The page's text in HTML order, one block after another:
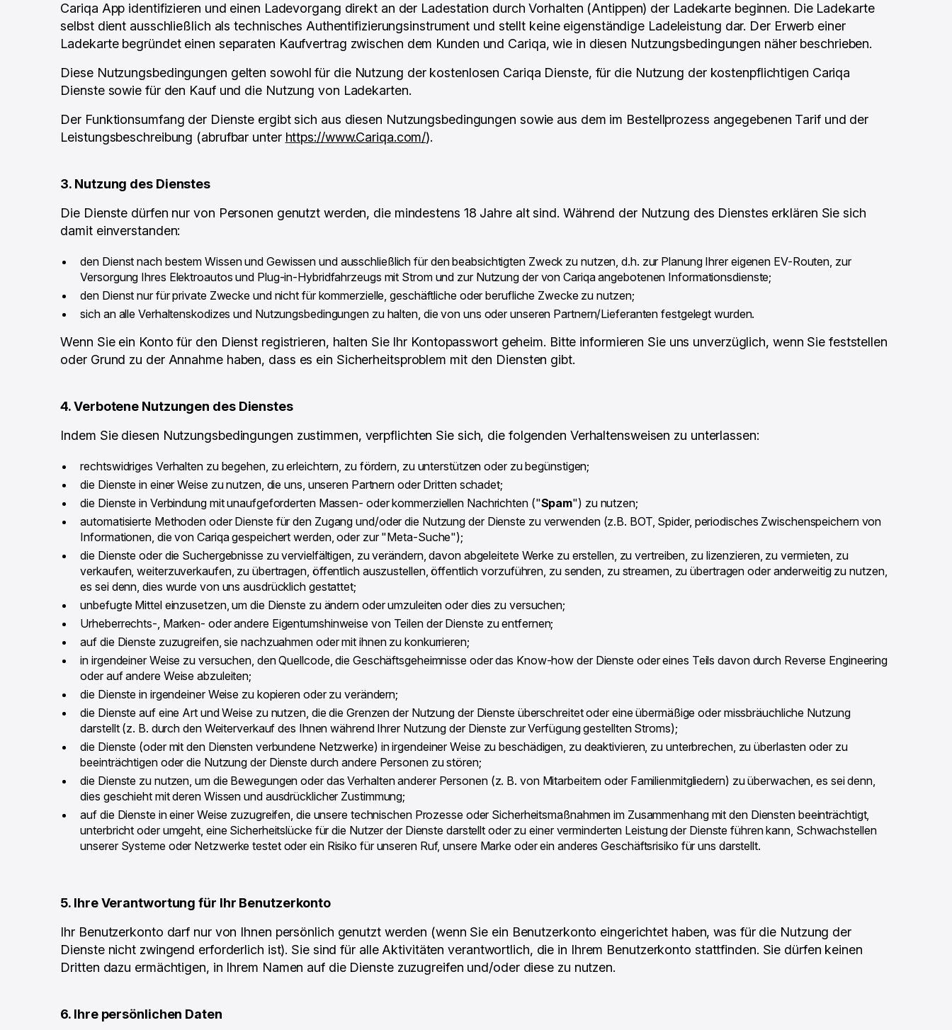
Cariqa App identifizieren und einen Ladevorgang direkt an der Ladestation durch Vorhalten (Antippen) der Ladekarte beginnen. Die Ladekarte
selbst dient ausschließlich als technisches Authentifizierungsinstrument und stellt keine eigenständige Ladeleistung dar. Der Erwerb einer
Ladekarte begründet einen separaten Kaufvertrag zwischen dem Kunden und Cariqa, wie in diesen Nutzungsbedingungen näher beschrieben.
Diese Nutzungsbedingungen gelten sowohl für die Nutzung der kostenlosen Cariqa Dienste, für die Nutzung der kostenpflichtigen Cariqa
Dienste sowie für den Kauf und die Nutzung von Ladekarten.
Der Funktionsumfang der Dienste ergibt sich aus diesen Nutzungsbedingungen sowie aus dem im Bestellprozess angegebenen Tarif und der
Leistungsbeschreibung (abrufbar unter https://www.Cariqa.com/).
3. Nutzung des Dienstes
Die Dienste dürfen nur von Personen genutzt werden, die mindestens 18 Jahre alt sind. Während der Nutzung des Dienstes erklären Sie sich
damit einverstanden:
den Dienst nach bestem Wissen und Gewissen und ausschließlich für den beabsichtigten Zweck zu nutzen, d.h. zur Planung Ihrer eigenen EV-Routen, zur
Versorgung Ihres Elektroautos und Plug-in-Hybridfahrzeugs mit Strom und zur Nutzung der von Cariqa angebotenen Informationsdienste;
den Dienst nur für private Zwecke und nicht für kommerzielle, geschäftliche oder berufliche Zwecke zu nutzen;
sich an alle Verhaltenskodizes und Nutzungsbedingungen zu halten, die von uns oder unseren Partnern/Lieferanten festgelegt wurden.
Wenn Sie ein Konto für den Dienst registrieren, halten Sie Ihr Kontopasswort geheim. Bitte informieren Sie uns unverzüglich, wenn Sie feststellen
oder Grund zu der Annahme haben, dass es ein Sicherheitsproblem mit den Diensten gibt.
4. Verbotene Nutzungen des Dienstes
Indem Sie diesen Nutzungsbedingungen zustimmen, verpflichten Sie sich, die folgenden Verhaltensweisen zu unterlassen:
rechtswidriges Verhalten zu begehen, zu erleichtern, zu fördern, zu unterstützen oder zu begünstigen;
die Dienste in einer Weise zu nutzen, die uns, unseren Partnern oder Dritten schadet;
die Dienste in Verbindung mit unaufgeforderten Massen- oder kommerziellen Nachrichten ("Spam") zu nutzen;
automatisierte Methoden oder Dienste für den Zugang und/oder die Nutzung der Dienste zu verwenden (z.B. BOT, Spider, periodisches Zwischenspeichern von
Informationen, die von Cariqa gespeichert werden, oder zur "Meta-Suche");
die Dienste oder die Suchergebnisse zu vervielfältigen, zu verändern, davon abgeleitete Werke zu erstellen, zu vertreiben, zu lizenzieren, zu vermieten, zu
verkaufen, weiterzuverkaufen, zu übertragen, öffentlich auszustellen, öffentlich vorzuführen, zu senden, zu streamen, zu übertragen oder anderweitig zu nutzen,
es sei denn, dies wurde von uns ausdrücklich gestattet;
unbefugte Mittel einzusetzen, um die Dienste zu ändern oder umzuleiten oder dies zu versuchen;
Urheberrechts-, Marken- oder andere Eigentumshinweise von Teilen der Dienste zu entfernen;
auf die Dienste zuzugreifen, sie nachzuahmen oder mit ihnen zu konkurrieren;
in irgendeiner Weise zu versuchen, den Quellcode, die Geschäftsgeheimnisse oder das Know-how der Dienste oder eines Teils davon durch Reverse Engineering
oder auf andere Weise abzuleiten;
die Dienste in irgendeiner Weise zu kopieren oder zu verändern;
die Dienste auf eine Art und Weise zu nutzen, die die Grenzen der Nutzung der Dienste überschreitet oder eine übermäßige oder missbräuchliche Nutzung
darstellt (z. B. durch den Weiterverkauf des Ihnen während Ihrer Nutzung der Dienste zur Verfügung gestellten Stroms);
die Dienste (oder mit den Diensten verbundene Netzwerke) in irgendeiner Weise zu beschädigen, zu deaktivieren, zu unterbrechen, zu überlasten oder zu
beeinträchtigen oder die Nutzung der Dienste durch andere Personen zu stören;
die Dienste zu nutzen, um die Bewegungen oder das Verhalten anderer Personen (z. B. von Mitarbeitern oder Familienmitgliedern) zu überwachen, es sei denn,
dies geschieht mit deren Wissen und ausdrücklicher Zustimmung;
auf die Dienste in einer Weise zuzugreifen, die unsere technischen Prozesse oder Sicherheitsmaßnahmen im Zusammenhang mit den Diensten beeinträchtigt,
unterbricht oder umgeht, eine Sicherheitslücke für die Nutzer der Dienste darstellt oder zu einer verminderten Leistung der Dienste führen kann, Schwachstellen
unserer Systeme oder Netzwerke testet oder ein Risiko für unseren Ruf, unsere Marke oder ein anderes Geschäftsrisiko für uns darstellt.
5. Ihre Verantwortung für Ihr Benutzerkonto
Ihr Benutzerkonto darf nur von Ihnen persönlich genutzt werden (wenn Sie ein Benutzerkonto eingerichtet haben, was für die Nutzung der
Dienste nicht zwingend erforderlich ist). Sie sind für alle Aktivitäten verantwortlich, die in Ihrem Benutzerkonto stattfinden. Sie dürfen keinen
Dritten dazu ermächtigen, in Ihrem Namen auf die Dienste zuzugreifen und/oder diese zu nutzen.
6. Ihre persönlichen Daten